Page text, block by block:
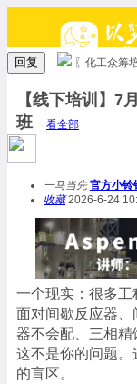
回复 〖化工众筹
【线下培训】7
班
看全部
一马当先 官方小铃
收藏2026-6-24
一个现实：很多
面对间歇反应器
器不会配、三相
这不是你的问题
的盲区。